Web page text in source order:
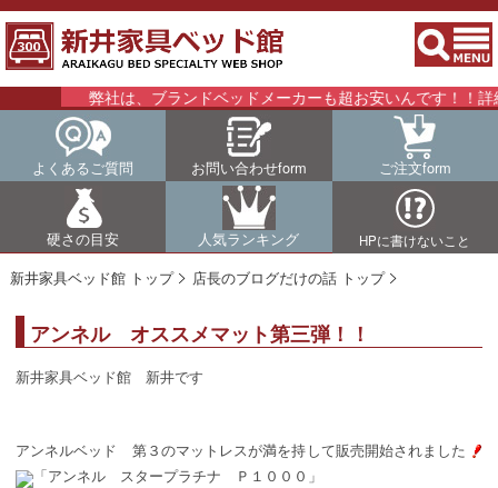
弊社は、ブランドベッドメーカーも超お安いんです！！詳細は
よくあるご質問 お問い合わせform ご注文form
硬さの目安 人気ランキング HPに書けないこと
新井家具ベッド館 トップ 店長のブログだけの話 トップ
アンネル オススメマット第三弾！！
新井家具ベッド館 新井です
アンネルベッド 第３のマットレスが満を持して販売開始されました
「アンネル スタープラチナ Ｐ１０００」